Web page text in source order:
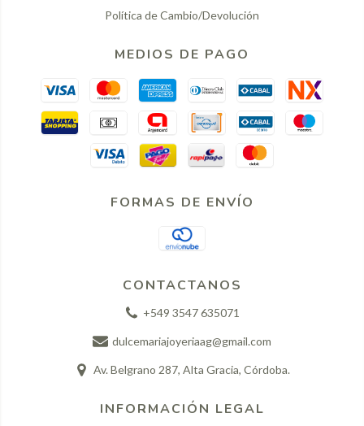
Política de Cambio/Devolución
MEDIOS DE PAGO
FORMAS DE ENVÍO
CONTACTANOS
+549 3547 635071
dulcemariajoyeriaag@gmail.com
Av. Belgrano 287, Alta Gracia, Córdoba.
INFORMACIÓN LEGAL